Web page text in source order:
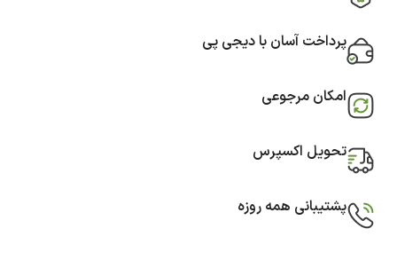
پرداخت آسان با دیجی پی
امکان مرجوعی
تحویل اکسپرس
پشتیبانی همه روزه